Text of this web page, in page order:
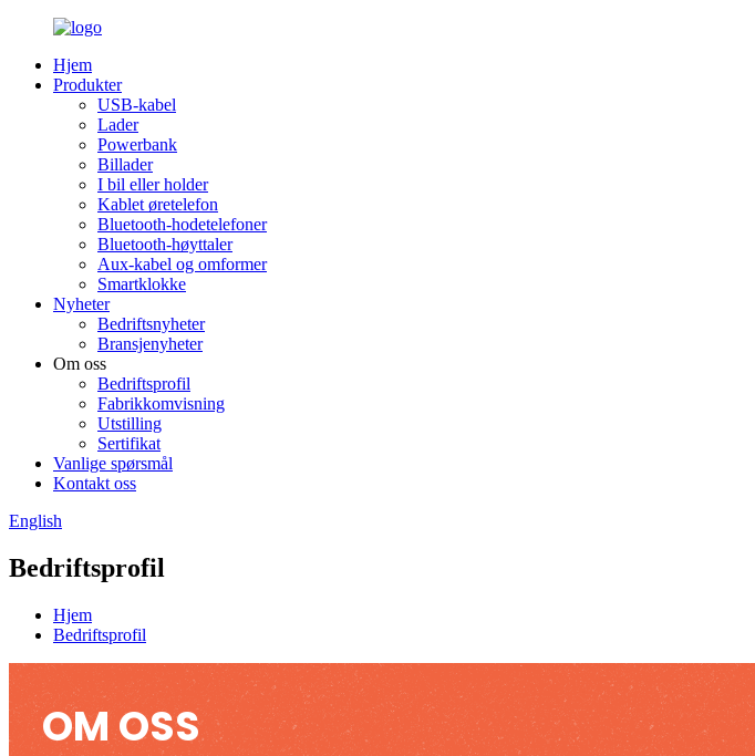
Hjem
Produkter
USB-kabel
Lader
Powerbank
Billader
I bil eller holder
Kablet øretelefon
Bluetooth-hodetelefoner
Bluetooth-høyttaler
Aux-kabel og omformer
Smartklokke
Nyheter
Bedriftsnyheter
Bransjenyheter
Om oss
Bedriftsprofil
Fabrikkomvisning
Utstilling
Sertifikat
Vanlige spørsmål
Kontakt oss
English
Bedriftsprofil
Hjem
Bedriftsprofil
OM OSS